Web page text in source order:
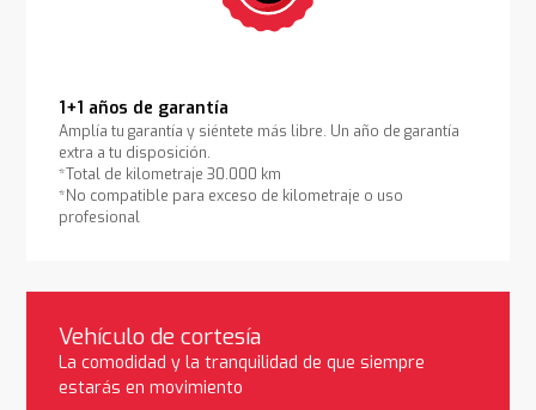
1+1 años de garantía
Amplía tu garantía y siéntete más libre. Un año de garantía
extra a tu disposición.
*Total de kilometraje 30.000 km
*No compatible para exceso de kilometraje o uso
profesional
Vehículo de cortesía
La comodidad y la tranquilidad de que siempre
estarás en movimiento